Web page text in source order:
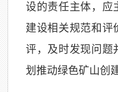
设的责任主体，应
建设相关规范和评
评，及时发现问题
划推动绿色矿山创建